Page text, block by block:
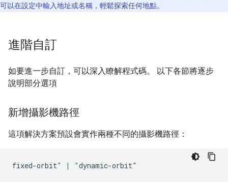
可以在設定中輸入地址或名稱，輕鬆探索任何地點。
進階自訂
如要進一步自訂，可以深入瞭解程式碼。 以下各節將逐步
說明部分選項
新增攝影機路徑
這項解決方案預設會實作兩種不同的攝影機路徑：
fixed-orbit" | "dynamic-orbit"